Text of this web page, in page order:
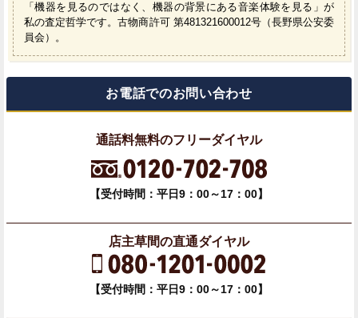
「機器を見るのではなく、機器の背景にある音楽体験を見る」が
私の査定哲学です。古物商許可 第481321600012号（長野県公安委
員会）。
お電話でのお問い合わせ
通話料無料のフリーダイヤル
【受付時間：平日9：00～17：00】
店主草間の直通ダイヤル
【受付時間：平日9：00～17：00】